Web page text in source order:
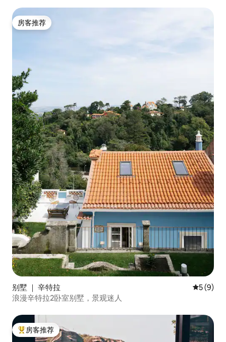
房客推荐
房客推荐
别墅 ｜ 辛特拉 平均评分
5 (9)
浪漫辛特拉2卧室别墅，景观迷人
热门「房客推荐」
房客推荐